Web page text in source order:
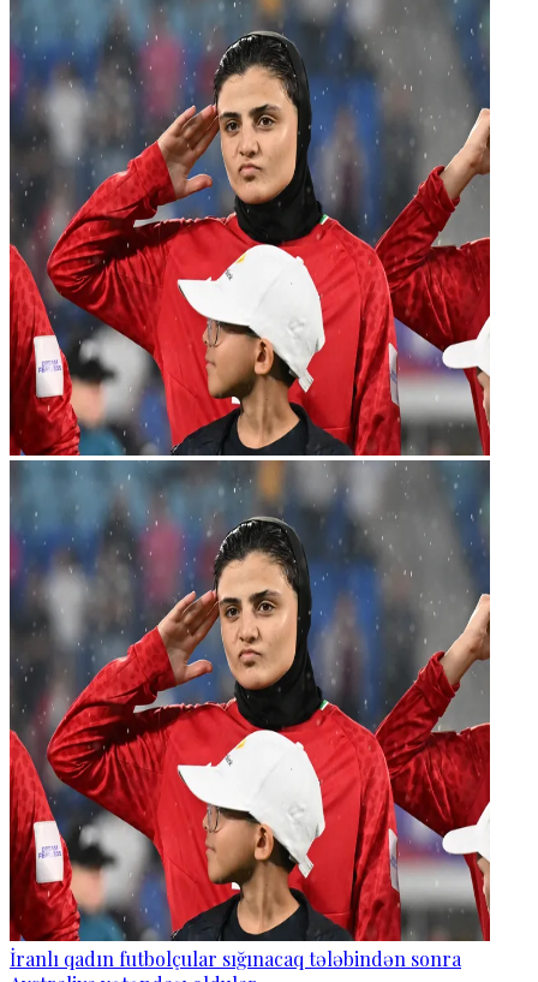
İranlı qadın futbolçular sığınacaq tələbindən sonra